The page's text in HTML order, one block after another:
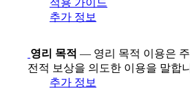
적용 가이드
추가 정보
영리 목적 — 영리 목적 이용은
전적 보상을 의도한 이용을 말합
추가 정보